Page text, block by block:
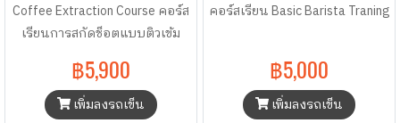
Coffee Extraction Course คอร์ส
เรียนการสกัดช็อตแบบติวเข้ม
฿5,900
เพิ่มลงรถเข็น
คอร์สเรียน Basic Barista Traning
฿5,000
เพิ่มลงรถเข็น